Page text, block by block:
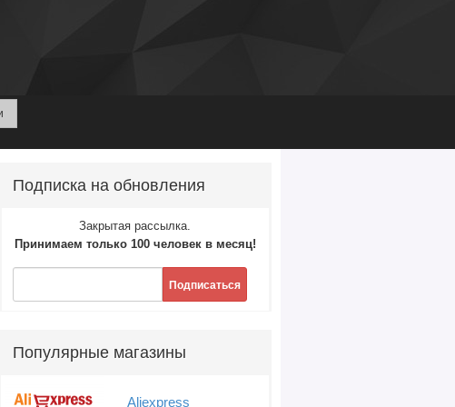
Подписка на обновления
Закрытая рассылка.
Принимаем только 100 человек в месяц!
Подписаться
Популярные магазины
Aliexpress